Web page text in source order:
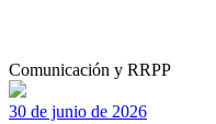
Comunicación y RRPP
30 de junio de 2026